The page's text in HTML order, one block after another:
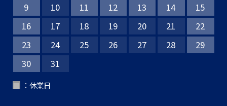
9
10 11 12 13 14
15
16
17 18 19 20 21
22
23
24 25 26 27 28
29
30
31
■ ：休業日